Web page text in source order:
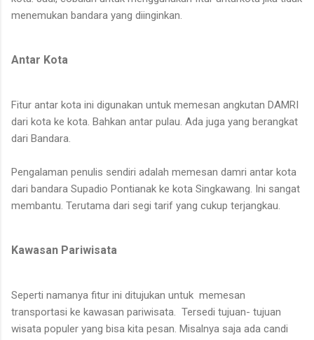
menemukan bandara yang diinginkan.
Antar Kota
Fitur antar kota ini digunakan untuk memesan angkutan DAMRI
dari kota ke kota. Bahkan antar pulau. Ada juga yang berangkat
dari Bandara.
Pengalaman penulis sendiri adalah memesan damri antar kota
dari bandara Supadio Pontianak ke kota Singkawang. Ini sangat
membantu. Terutama dari segi tarif yang cukup terjangkau.
Kawasan Pariwisata
Seperti namanya fitur ini ditujukan untuk memesan
transportasi ke kawasan pariwisata. Tersedi tujuan- tujuan
wisata populer yang bisa kita pesan. Misalnya saja ada candi